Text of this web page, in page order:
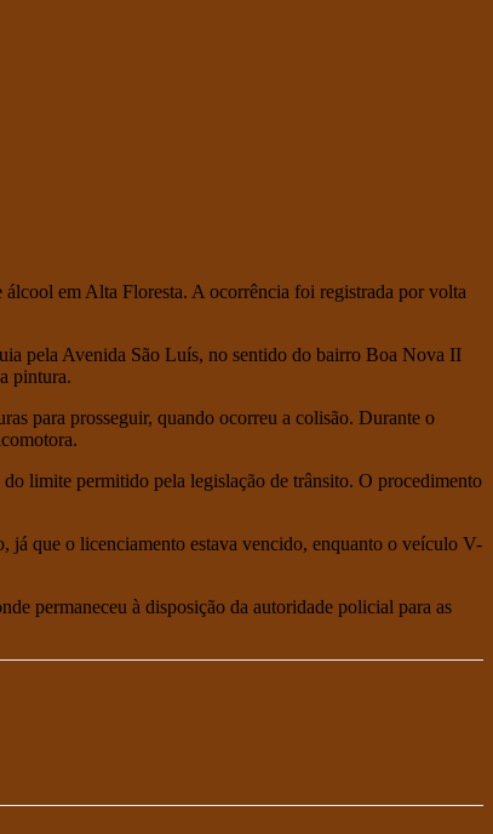
em Alta Floresta. A ocorrência foi registrada por volta
pela Avenida São Luís, no sentido do bairro Boa Nova II
pintura.
para prosseguir, quando ocorreu a colisão. Durante o
limite permitido pela legislação de trânsito. O procedimento
já que o licenciamento estava vencido, enquanto o veículo V-
permaneceu à disposição da autoridade policial para as